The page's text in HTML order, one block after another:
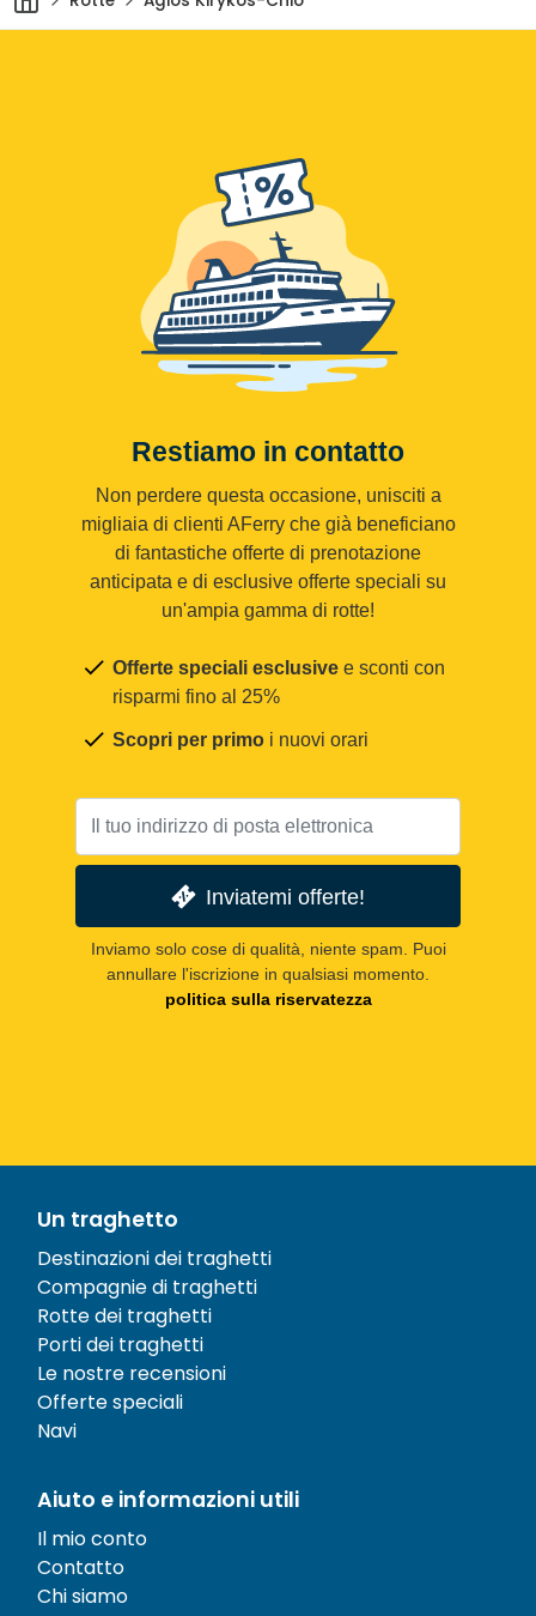
Restiamo in contatto
Non perdere questa occasione, unisciti a
migliaia di clienti AFerry che già beneficiano
di fantastiche offerte di prenotazione
anticipata e di esclusive offerte speciali su
un'ampia gamma di rotte!
Offerte speciali esclusive e sconti con
risparmi fino al 25%
Scopri per primo i nuovi orari
Inviatemi offerte!
Inviamo solo cose di qualità, niente spam. Puoi
annullare l'iscrizione in qualsiasi momento.
politica sulla riservatezza
Un traghetto
Destinazioni dei traghetti
Compagnie di traghetti
Rotte dei traghetti
Porti dei traghetti
Le nostre recensioni
Offerte speciali
Navi
Aiuto e informazioni utili
Il mio conto
Contatto
Chi siamo